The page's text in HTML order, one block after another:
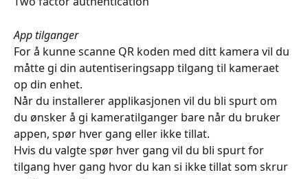
App tilganger
For å kunne scanne QR koden med ditt kamera vil du
måtte gi din autentiseringsapp tilgang til kameraet
op din enhet.
Når du installerer applikasjonen vil du bli spurt om
du ønsker å gi kameratilganger bare når du bruker
appen, spør hver gang eller ikke tillat.
Hvis du valgte spør hver gang vil du bli spurt for
tilgang hver gang hvor du kan si ikke tillat som skrur